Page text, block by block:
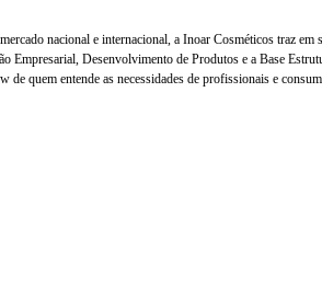
nacional e internacional, a Inoar Cosméticos traz
Empresarial, Desenvolvimento de Produtos e a Base
de quem entende as necessidades de profissionais e